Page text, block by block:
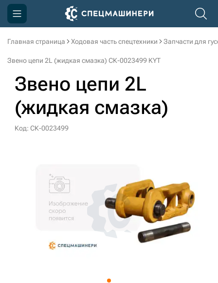
Главная страница Ходовая часть спецтехники Запчасти для
Звено цепи 2L (жидкая смазка) СК-0023499 KYT
Звено цепи 2L
(жидкая смазка)
Код: СК-0023499
Компания
Доставка и оплата
Информация
Контакты
sksale@skdst.ru
+7 (499) 394-50-93